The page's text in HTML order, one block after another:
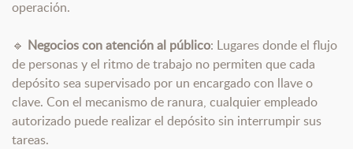
operación.
🔹 Negocios con atención al público: Lugares donde el flujo
de personas y el ritmo de trabajo no permiten que cada
depósito sea supervisado por un encargado con llave o
clave. Con el mecanismo de ranura, cualquier empleado
autorizado puede realizar el depósito sin interrumpir sus
tareas.